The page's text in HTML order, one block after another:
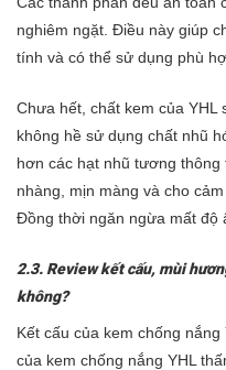
nghiêm ngặt. Điều này giúp
tính và có thể sử dụng phù
Chưa hết, chất kem của YHL
không hề sử dụng chất nhũ
hơn các hạt nhũ tương
nhàng, mịn màng và cho
Đồng thời ngăn ngừa mất độ
2.3. Review kết cấu, mùi
không?
Kết cấu của kem chống nắng
của kem chống nắng YHL